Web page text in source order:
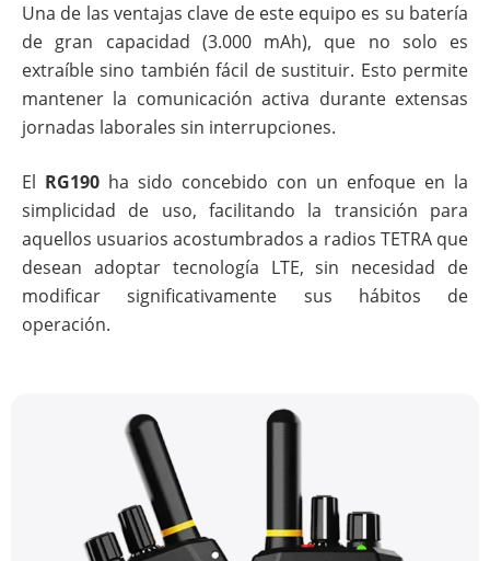
Una de las ventajas clave de este equipo es su batería
de gran capacidad (3.000 mAh), que no solo es
extraíble sino también fácil de sustituir. Esto permite
mantener la comunicación activa durante extensas
jornadas laborales sin interrupciones.
El RG190 ha sido concebido con un enfoque en la
simplicidad de uso, facilitando la transición para
aquellos usuarios acostumbrados a radios TETRA que
desean adoptar tecnología LTE, sin necesidad de
modificar significativamente sus hábitos de
operación.